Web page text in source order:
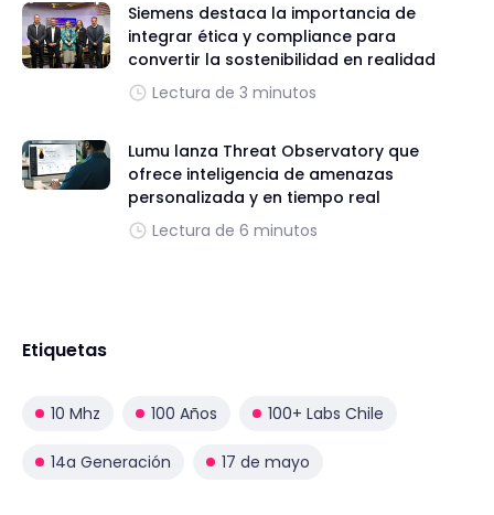
Siemens destaca la importancia de
integrar ética y compliance para
convertir la sostenibilidad en realidad
Lectura de 3 minutos
Lumu lanza Threat Observatory que
ofrece inteligencia de amenazas
personalizada y en tiempo real
Lectura de 6 minutos
Etiquetas
10 Mhz 100 Años 100+ Labs Chile
14a Generación 17 de mayo